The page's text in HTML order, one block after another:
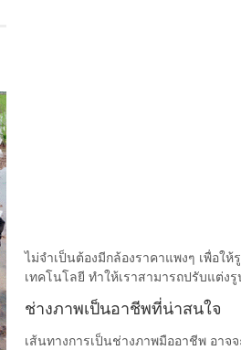
ไม่จำเป็นต้องมีกล้องราคาแพงๆ เพื่อ
เทคโนโลยี ทำให้เราสามารถปรับแต่
ช่างภาพเป็นอาชีพที่น่าสนใจ
เส้นทางการเป็นช่างภาพมืออาชีพ อาจ